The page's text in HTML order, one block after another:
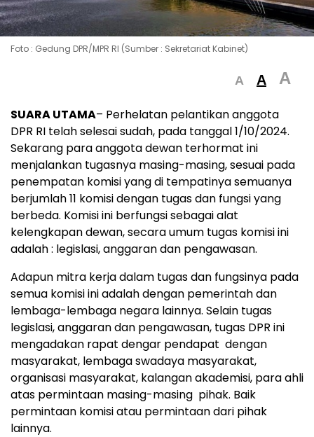
Foto : Gedung DPR/MPR RI (Sumber : Sekretariat Kabinet)
A A A
SUARA UTAMA– Perhelatan pelantikan anggota
DPR RI telah selesai sudah, pada tanggal 1/10/2024.
Sekarang para anggota dewan terhormat ini
menjalankan tugasnya masing-masing, sesuai pada
penempatan komisi yang di tempatinya semuanya
berjumlah 11 komisi dengan tugas dan fungsi yang
berbeda. Komisi ini berfungsi sebagai alat
kelengkapan dewan, secara umum tugas komisi ini
adalah : legislasi, anggaran dan pengawasan.
Adapun mitra kerja dalam tugas dan fungsinya pada
semua komisi ini adalah dengan pemerintah dan
lembaga-lembaga negara lainnya. Selain tugas
legislasi, anggaran dan pengawasan, tugas DPR ini
mengadakan rapat dengar pendapat dengan
masyarakat, lembaga swadaya masyarakat,
organisasi masyarakat, kalangan akademisi, para ahli
atas permintaan masing-masing pihak. Baik
permintaan komisi atau permintaan dari pihak
lainnya.